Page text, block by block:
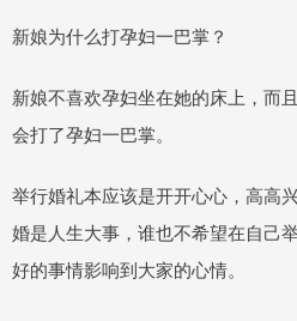
新娘为什么打孕妇一巴掌？
新娘不喜欢孕妇坐在她的床上，而
会打了孕妇一巴掌。
举行婚礼本应该是开开心心，高高
婚是人生大事，谁也不希望在自己
好的事情影响到大家的心情。